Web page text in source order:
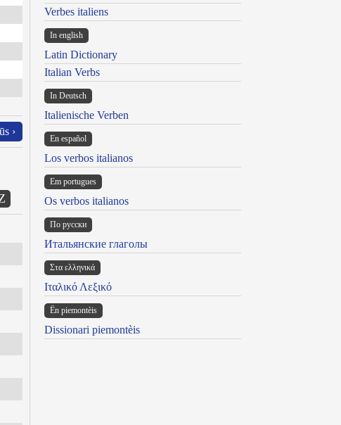
›
Verbes italiens
In english
Latin Dictionary
Italian Verbs
In Deutsch
Italienische Verben
En español
Los verbos italianos
Em portugues
Os verbos italianos
По русски
Итальянские глаголы
Στα ελληνικά
Ιταλικό Λεξικό
Ën piemontèis
Dissionari piemontèis